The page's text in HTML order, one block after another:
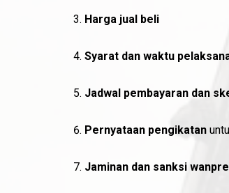
Harga jual beli
Syarat dan waktu
Jadwal pembayaran dan
Pernyataan pengikatan
Jaminan dan sanksi